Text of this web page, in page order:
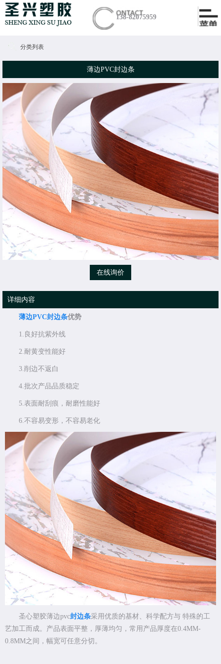
138-82075959
分类列表
薄边PVC封边条
在线询价
详细内容
薄边PVC封边条优势
1.良好抗紫外线
2.耐黄变性能好
3.削边不返白
4.批次产品品质稳定
5.表面耐刮痕，耐磨性能好
6.不容易变形，不容易老化
圣心塑胶薄边pvc封边条采用优质的基材、科学配方与 特殊的工
艺加工而成。产品表面平整，厚薄均匀，常用产品厚度在0.4MM-
0.8MM之间，幅宽可任意分切。